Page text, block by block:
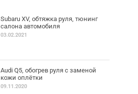
Subaru XV, обтяжка руля, тюнинг
салона автомобиля
03.02.2021
Audi Q5, обогрев руля с заменой
кожи оплётки
09.11.2020